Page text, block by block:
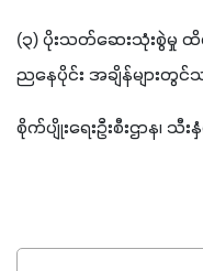
(၃) ပိုးသတ်ဆေးသုံးစွဲမှု
ညနေပိုင်း အချိန်များတွင်
စိုက်ပျိုးရေးဦးစီးဌာန၊